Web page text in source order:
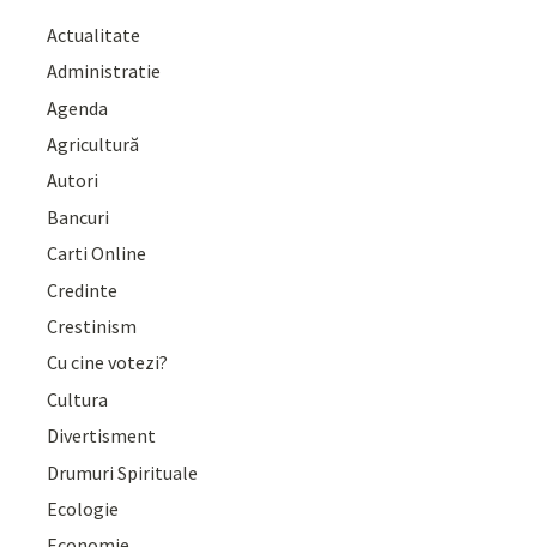
Actualitate
Administratie
Agenda
Agricultură
Autori
Bancuri
Carti Online
Credinte
Crestinism
Cu cine votezi?
Cultura
Divertisment
Drumuri Spirituale
Ecologie